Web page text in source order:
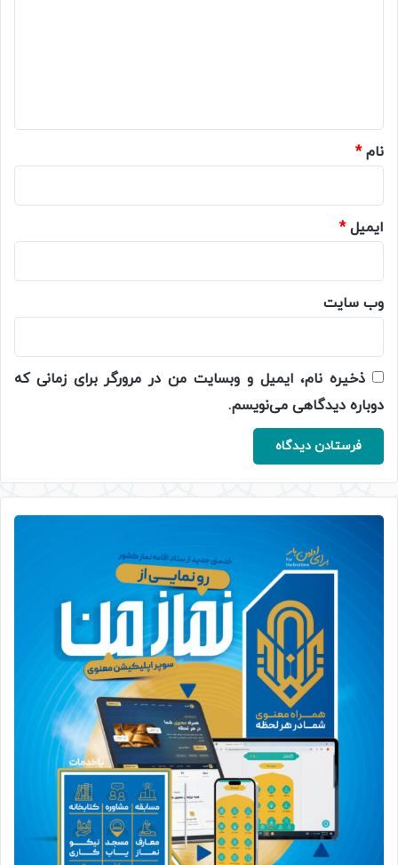
نام*
ایمیل*
وب‌ سایت
ذخیره نام، ایمیل و وبسایت من در مرورگر برای زمانی که
دوباره دیدگاهی می‌نویسم.